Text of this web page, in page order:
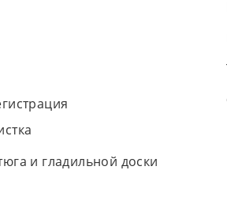
и гладильной доски